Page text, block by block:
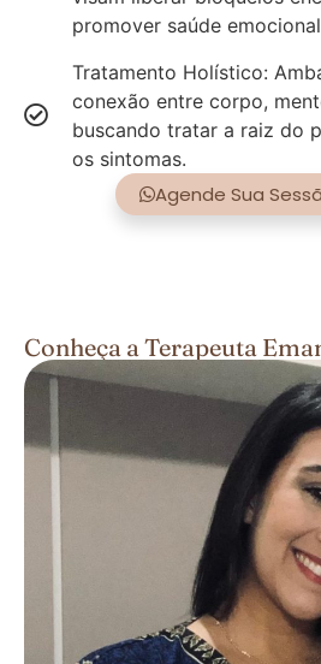
promover saúde
Tratamento Holístico:
conexão entre corpo,
buscando tratar a raiz do
os sintomas.
Agende Sua
Conheça a Terapeuta